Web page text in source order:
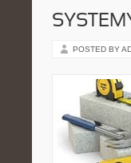
POSTED BY